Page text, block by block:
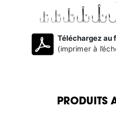
Téléchargez au
(imprimer à
PRODUITS